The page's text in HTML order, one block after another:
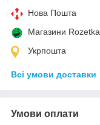
Нова Пошта
Магазини Rozetka
Укрпошта
Всі умови доставки
Умови оплати